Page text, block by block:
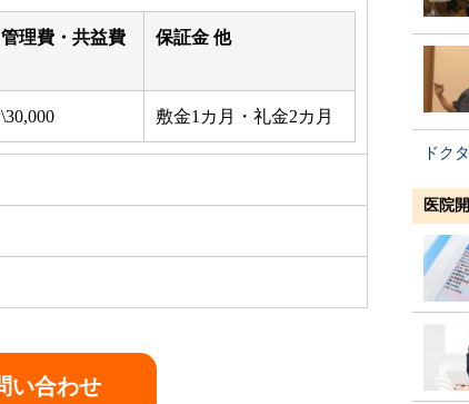
管理費・共益費 保証金 他
\30,000 敷金1カ月・礼金2カ月
ドク
医院